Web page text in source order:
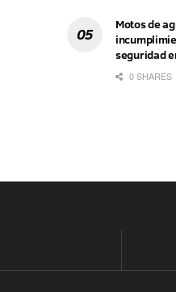
Motos de
seguridad
0 SHARES